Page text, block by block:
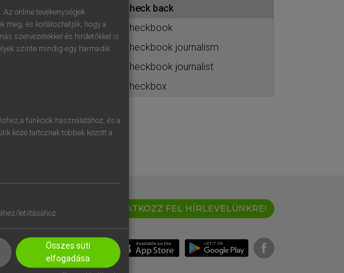
elindításához
ésbelépek.
check back
checkbook
checkbook journalism
checkbook journalist
checkbox
IRATKOZZ FEL HÍRLEVELÜNKRE!
Az online tevékenységek
meg, és korlátozhatják, hogy a
szervezetekkel és hirdetőkkel is
szinte mindig egy harmadik
funkciók használatához, és a
közé tartoznak többek között a
letiltásához.
Összes süti
elfogadása